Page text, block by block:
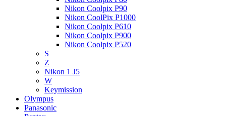
Nikon Coolpix P90
Nikon CoolPix P1000
Nikon Coolpix P610
Nikon Coolpix P900
Nikon Coolpix P520
S
Z
Nikon 1 J5
W
Keymission
Olympus
Panasonic